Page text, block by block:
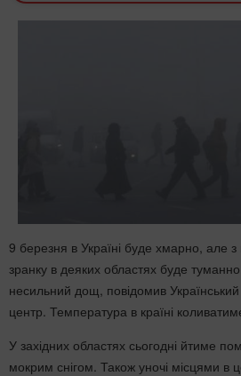
9 березня в Україні буде хмарно, але
зранку в деяких областях буде
несильний дощ, повідомив Український
центр. Температура в країні
У західних областях сьогодні йтиме
мокрим снігом. Також уночі місцями в